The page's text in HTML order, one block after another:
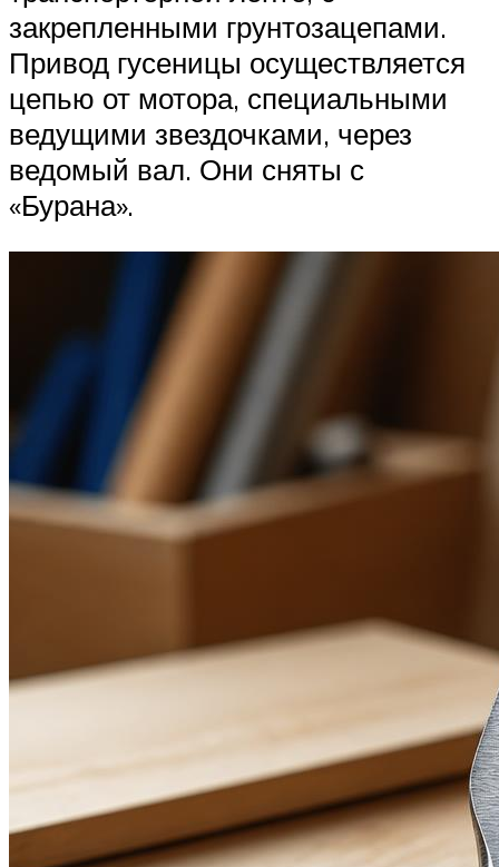
закрепленными грунтозацепами.
Привод гусеницы осуществляется
цепью от мотора, специальными
ведущими звездочками, через
ведомый вал. Они сняты с
«Бурана».